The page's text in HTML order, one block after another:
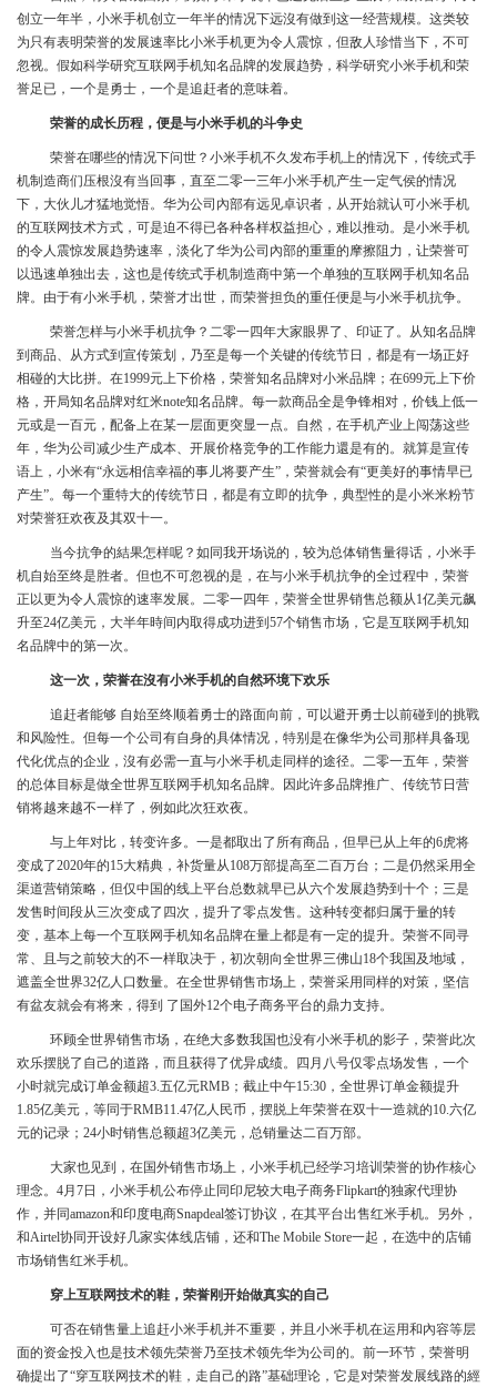
创立一年半，小米手机创立一年半的情况下远沒有做到这一经营规模。这类较
为只有表明荣誉的发展速率比小米手机更为令人震惊，但敌人珍惜当下，不可
忽视。假如科学研究互联网手机知名品牌的发展趋势，科学研究小米手机和荣
誉足已，一个是勇士，一个是追赶者的意味着。
荣誉的成长历程，便是与小米手机的斗争史
荣誉在哪些的情况下问世？小米手机不久发布手机上的情况下，传统式手
机制造商们压根沒有当回事，直至二零一三年小米手机产生一定气侯的情况
下，大伙儿才猛地觉悟。华为公司內部有远见卓识者，从开始就认可小米手机
的互联网技术方式，可是迫不得已各种各样权益担心，难以推动。是小米手机
的令人震惊发展趋势速率，淡化了华为公司內部的重重的摩擦阻力，让荣誉可
以迅速单独出去，这也是传统式手机制造商中第一个单独的互联网手机知名品
牌。由于有小米手机，荣誉才出世，而荣誉担负的重任便是与小米手机抗争。
荣誉怎样与小米手机抗争？二零一四年大家眼界了、印证了。从知名品牌
到商品、从方式到宣传策划，乃至是每一个关键的传统节日，都是有一场正好
相碰的大比拼。在1999元上下价格，荣誉知名品牌对小米品牌；在699元上下价
格，开局知名品牌对红米note知名品牌。每一款商品全是争锋相对，价钱上低一
元或是一百元，配备上在某一层面更突显一点。自然，在手机产业上闯荡这些
年，华为公司减少生产成本、开展价格竞争的工作能力還是有的。就算是宣传
语上，小米有“永远相信幸福的事儿将要产生”，荣誉就会有“更美好的事情早已
产生”。每一个重特大的传统节日，都是有立即的抗争，典型性的是小米米粉节
对荣誉狂欢夜及其双十一。
当今抗争的結果怎样呢？如同我开场说的，较为总体销售量得话，小米手
机自始至终是胜者。但也不可忽视的是，在与小米手机抗争的全过程中，荣誉
正以更为令人震惊的速率发展。二零一四年，荣誉全世界销售总额从1亿美元飙
升至24亿美元，大半年時间内取得成功进到57个销售市场，它是互联网手机知
名品牌中的第一次。
这一次，荣誉在沒有小米手机的自然环境下欢乐
追赶者能够 自始至终顺着勇士的路面向前，可以避开勇士以前碰到的挑戰
和风险性。但每一个公司有自身的具体情况，特别是在像华为公司那样具备现
代化优点的企业，沒有必需一直与小米手机走同样的途径。二零一五年，荣誉
的总体目标是做全世界互联网手机知名品牌。因此许多品牌推广、传统节日营
销将越来越不一样了，例如此次狂欢夜。
与上年对比，转变许多。一是都取出了所有商品，但早已从上年的6虎将
变成了2020年的15大精典，补货量从108万部提高至二百万台；二是仍然采用全
渠道营销策略，但仅中国的线上平台总数就早已从六个发展趋势到十个；三是
发售时间段从三次变成了四次，提升了零点发售。这种转变都归属于量的转
变，基本上每一个互联网手机知名品牌在量上都是有一定的提升。荣誉不同寻
常、且与之前较大的不一样取决于，初次朝向全世界三佛山18个我国及地域，
遮盖全世界32亿人口数量。在全世界销售市场上，荣誉采用同样的对策，坚信
有盆友就会有将来，得到 了国外12个电子商务平台的鼎力支持。
环顾全世界销售市场，在绝大多数我国也没有小米手机的影子，荣誉此次
欢乐摆脱了自己的道路，而且获得了优异成绩。四月八号仅零点场发售，一个
小时就完成订单金额超3.五亿元RMB；截止中午15:30，全世界订单金额提升
1.85亿美元，等同于RMB11.47亿人民币，摆脱上年荣誉在双十一造就的10.六亿
元的记录；24小时销售总额超3亿美元，总销量达二百万部。
大家也见到，在国外销售市场上，小米手机已经学习培训荣誉的协作核心
理念。4月7日，小米手机公布停止同印尼较大电子商务Flipkart的独家代理协
作，并同amazon和印度电商Snapdeal签订协议，在其平台出售红米手机。另外，
和Airtel协同开设好几家实体线店铺，还和The Mobile Store一起，在选中的店铺
市场销售红米手机。
穿上互联网技术的鞋，荣誉刚开始做真实的自己
可否在销售量上追赶小米手机并不重要，并且小米手机在运用和內容等层
面的资金投入也是技术领先荣誉乃至技术领先华为公司的。前一环节，荣誉明
确提出了“穿互联网技术的鞋，走自己的路”基础理论，它是对荣誉发展线路的經